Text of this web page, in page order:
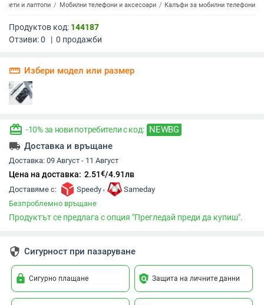
и лаптопи Мобилни телефони и аксесоари Калъфи за мобилни телефони
Продуктов код: 144187
Отзиви:0 | 0 продажби
straighten Избери модел или размер
redeem -10% за нови потребители с код: NEWBG
local_shipping Доставка и връщане
Доставка: 09 Август - 11 Август
Цена на доставка: 2.51€/4.91лв
Доставяме с: Speedy ,
Sameday
Безпроблемно връщане
Продуктът се предлага с опция "Прегледай преди да купиш".
security Сигурност при пазаруване
lock Сигурно плащане policy Защита на личните данни